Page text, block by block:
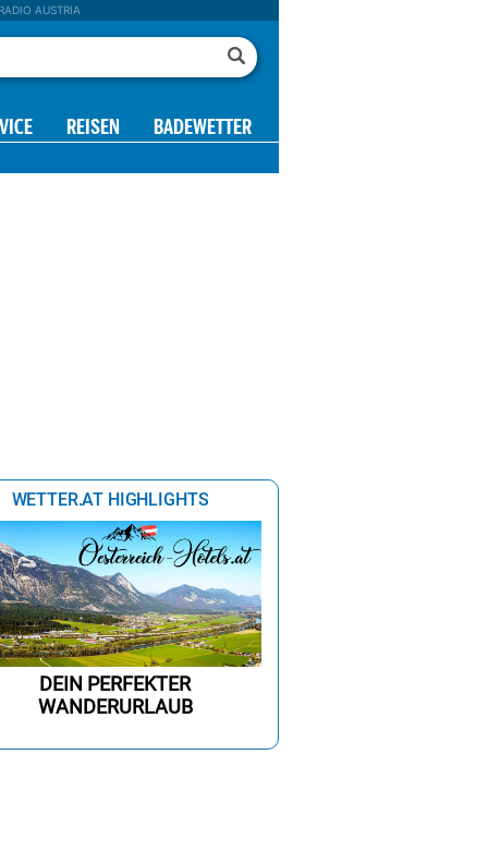
RADIO AUSTRIA
REISEN BADEWETTER
0% 0% 0% 0% 0%
WETTER.AT HIGHLIGHTS
DEIN PERFEKTER
WANDERURLAUB